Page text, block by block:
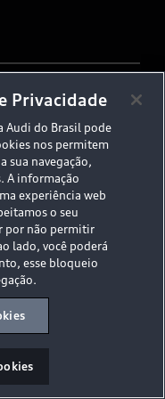
Conduta
a vida.
Privacidade
Audi do Brasil pode
nos permitem
sua navegação,
A informação
experiência web
o seu
por não permitir
lado, você poderá
esse bloqueio